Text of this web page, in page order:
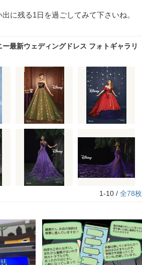
に残る1日を過ごしてみて下さいね。
最新ウェディングドレス フォトギャラリ
1-10 / 全78枚